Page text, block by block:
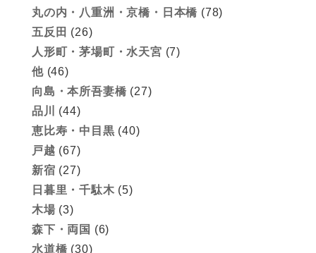
丸の内・八重洲・京橋・日本橋 (78)
五反田 (26)
人形町・茅場町・水天宮 (7)
他(46)
向島・本所吾妻橋 (27)
品川
(44)
恵比寿・中目黒 (40)
戸越 (67)
新宿 (27)
日暮里・千駄木 (5)
木場 (3)
森下・両国 (6)
水道橋 (30)